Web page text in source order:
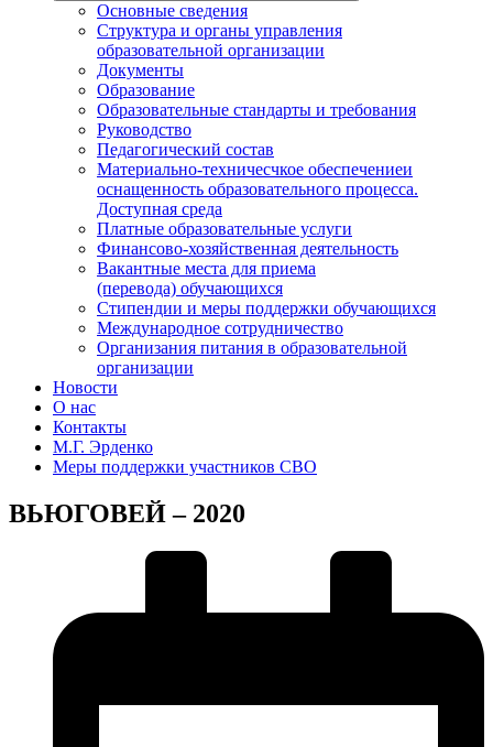
Основные сведения
Структура и органы управления
образовательной организации
Документы
Образование
Образовательные стандарты и требования
Руководство
Педагогический состав
Материально-техничесчкое обеспечениеи
оснащенность образовательного процесса.
Доступная среда
Платные образовательные услуги
Финансово-хозяйственная деятельность
Вакантные места для приема
(перевода) обучающихся
Стипендии и меры поддержки обучающихся
Международное сотрудничество
Организания питания в образовательной
организации
Новости
О нас
Контакты
М.Г. Эрденко
Меры поддержки участников СВО
ВЬЮГОВЕЙ – 2020